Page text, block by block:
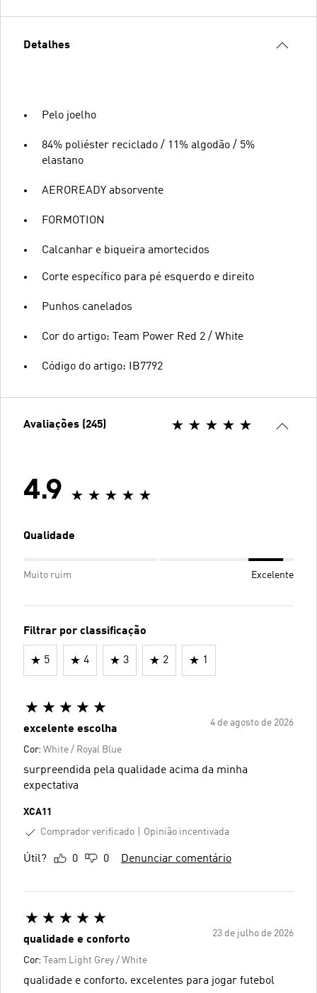
Detalhes
Pelo joelho
84% poliéster reciclado / 11% algodão / 5%
elastano
AEROREADY absorvente
FORMOTION
Calcanhar e biqueira amortecidos
Corte específico para pé esquerdo e direito
Punhos canelados
Cor do artigo: Team Power Red 2 / White
Código do artigo: IB7792
Avaliações (245)
4.9
Qualidade
Muito ruim Excelente
Filtrar por classificação
5 4 3 2 1
4 de agosto de 2026
excelente escolha
Cor: White / Royal Blue
surpreendida pela qualidade acima da minha
expectativa
XCA11
Comprador verificado
Opinião incentivada
Útil? 0 0 Denunciar comentário
23 de julho de 2026
qualidade e conforto
Cor: Team Light Grey / White
qualidade e conforto. excelentes para jogar futebol